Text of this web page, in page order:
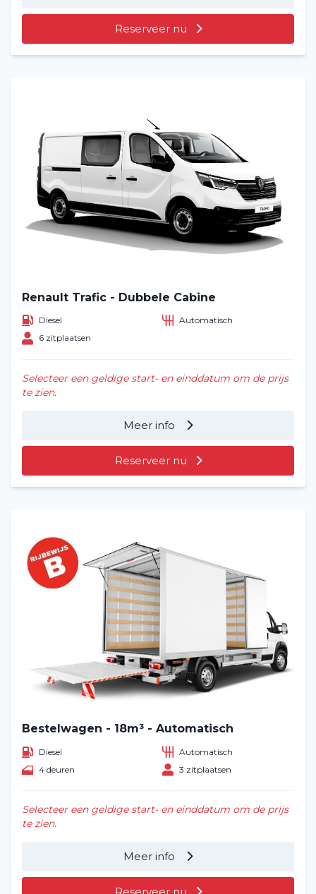
Reserveer nu
Renault Trafic - Dubbele Cabine
Diesel
Automatisch
6 zitplaatsen
Selecteer een geldige start- en einddatum om de prijs
te zien.
Meer info
Reserveer nu
Bestelwagen - 18m³ - Automatisch
Diesel
Automatisch
4 deuren
3 zitplaatsen
Selecteer een geldige start- en einddatum om de prijs
te zien.
Meer info